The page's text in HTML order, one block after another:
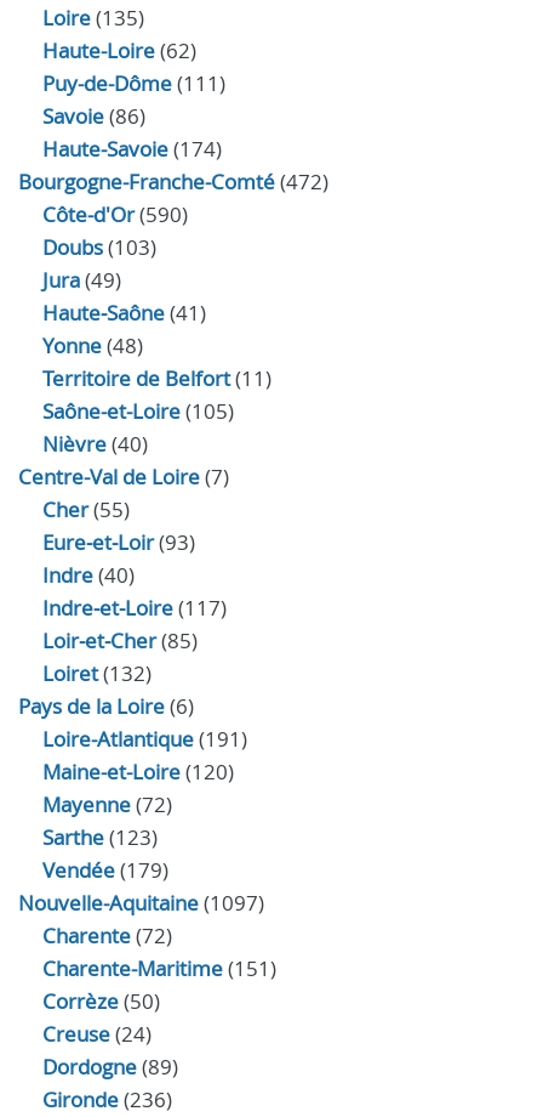
Loire(135)
Haute-Loire(62)
Puy-de-Dôme(111)
Savoie(86)
Haute-Savoie(174)
Bourgogne-Franche-Comté(472)
Côte-d'Or(590)
Doubs(103)
Jura(49)
Haute‑Saône(41)
Yonne(48)
Territoire de Belfort(11)
Saône-et-Loire(105)
Nièvre(40)
Centre-Val de Loire(7)
Cher(55)
Eure‑et‑Loir(93)
Indre(40)
Indre‑et‑Loire(117)
Loir‑et‑Cher(85)
Loiret(132)
Pays de la Loire(6)
Loire-Atlantique(191)
Maine-et-Loire(120)
Mayenne(72)
Sarthe(123)
Vendée(179)
Nouvelle-Aquitaine(1097)
Charente(72)
Charente-Maritime(151)
Corrèze(50)
Creuse(24)
Dordogne(89)
Gironde(236)